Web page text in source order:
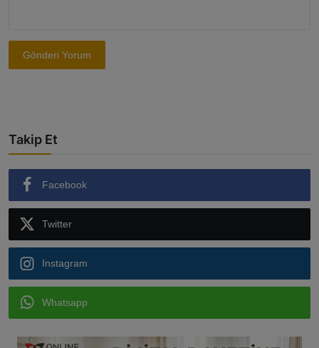
Gönderi Yorum
Takip Et
Facebook
Twitter
Instagram
Whatsapp